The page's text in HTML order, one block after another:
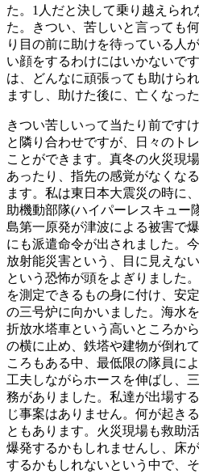
た。1人だと決して乗り越えられ
た。きつい、苦しいと言っても
り目の前に助けを待っている人
い顔をするわけにはいかないで
は、どんなに頑張っても助けら
ますし、助けた後に、亡くなっ
きつい苦しいって当たり前です
と隣り合わせですが、日々のト
ことができます。真冬の火災現
あったり、指先の感覚がなくな
ます。私は東日本大震災の時に
助機動部隊(ハイパーレスキュー
島第一原発が津波による被害で
にも派遣命令が出されました。
放射能災害という、目に見えな
という恐怖が頭をよぎりました
を測定できるもの身に付け、安
の三号炉に向かいました。海水
折放水塔車という高いところか
の横に止め、鉄塔や建物が倒れ
ころもある中、最低限の隊員に
工夫しながらホースを伸ばし、
務がありました。私達が出場す
じ事案はありません。何が起き
ともあります。火災現場も救助
爆発するかもしれませんし、床
するかもしれないという中で、